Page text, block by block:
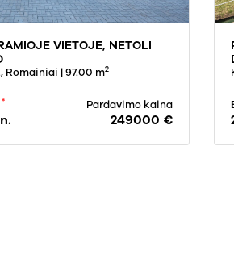
VIETOJE, NETOLI
Romainiai | 97.00 m2
* Pardavimo kaina
249000 €